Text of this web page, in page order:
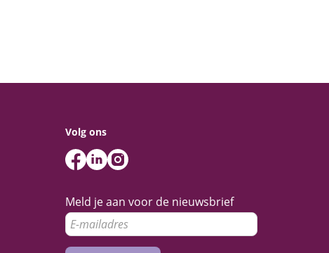
Volg ons
Meld je aan voor de nieuwsbrief